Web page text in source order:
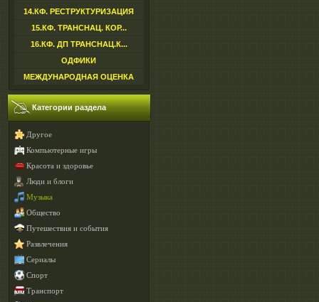
14.КФ. РЕСТРУКТУРИЗАЦИЯ
15.КФ. ТРАНСНАЦ. КОР...
16.КФ. ДП ТРАНСНАЦ.К...
ОДФИКИ
МЕЖДУНАРОДНАЯ ОЦЕНКА
Категории раздела
Другое
Компьютерные игры
Красота и здоровье
Люди и блоги
Музыка
Общество
Путешествия и события
Развлечения
Сериалы
Спорт
Транспорт